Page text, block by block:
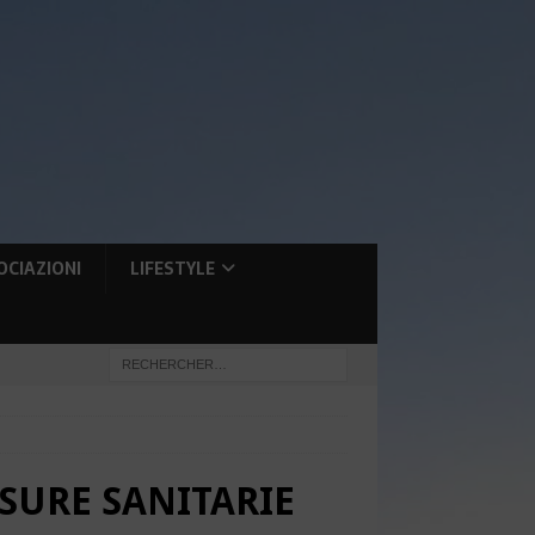
LIFESTYLE
SANITARIE